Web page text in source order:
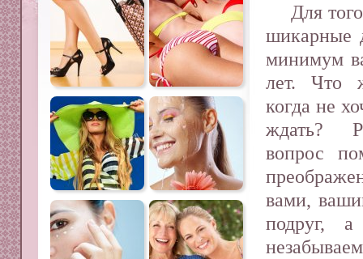
Для
шикарные
минимум
лет. Что
когда не
ждать?
вопрос
вами,
подруг,